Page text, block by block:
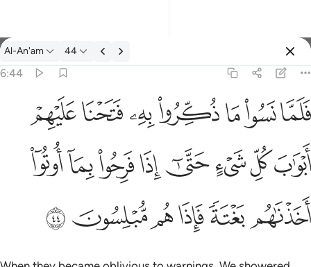
Tafsir: Al-An'am 6:44
Al-An'am 44
6:44
كل شيء حتى اذا فرحوا بما اوتوا اخذناهم بغتة فاذا هم مبلسون ٤٤
حَتَّىٰٓ إِذَا فَرِحُوا۟ بِمَآ أُوتُوٓا۟ أَخَذْنَـٰهُم بَغْتَةًۭ فَإِذَا هُم مُّبْلِسُونَ ٤٤ﳇﳈﳉﳊﳋﳌﳍ
ﳎﳏﳐﳑﳒﳓﳔﳕ
ﳖﳗﳘﳙﳚﳛ